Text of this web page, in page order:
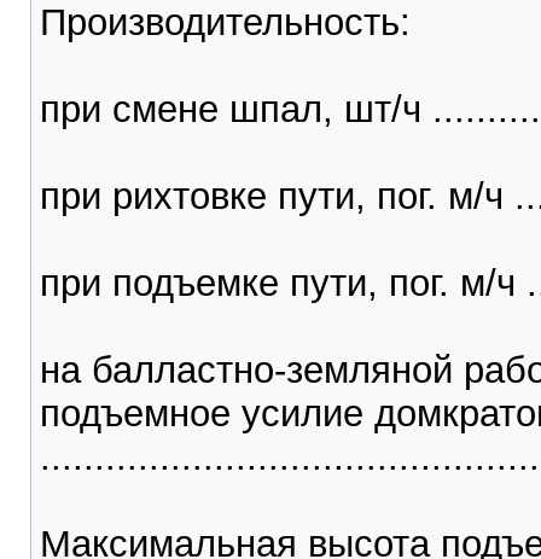
Производительность:
при смене шпал, шт/ч
при рихтовке пути, пог. м/ч
при подъемке пути, пог. м/
на балластно-земляной
подъемное усилие
Максимальная высота